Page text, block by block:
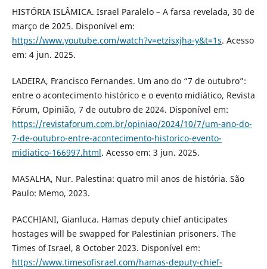
HISTÓRIA ISLÂMICA. Israel Paralelo – A farsa revelada, 30 de
março de 2025. Disponível em:
https://www.youtube.com/watch?v=etzisxjha-y&t=1s. Acesso
em: 4 jun. 2025.
LADEIRA, Francisco Fernandes. Um ano do “7 de outubro”:
entre o acontecimento histórico e o evento midiático, Revista
Fórum, Opinião, 7 de outubro de 2024. Disponível em:
https://revistaforum.com.br/opiniao/2024/10/7/um-ano-do-
7-de-outubro-entre-acontecimento-historico-evento-
midiatico-166997.html. Acesso em: 3 jun. 2025.
MASALHA, Nur. Palestina: quatro mil anos de história. São
Paulo: Memo, 2023.
PACCHIANI, Gianluca. Hamas deputy chief anticipates
hostages will be swapped for Palestinian prisoners. The
Times of Israel, 8 October 2023. Disponível em:
https://www.timesofisrael.com/hamas-deputy-chief-